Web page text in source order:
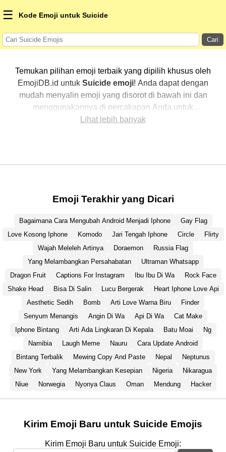
☰ Kode Emoji untuk Suicide
Cari
Temukan pilihan emoji terbaik yang dipilih khusus oleh
EmojiDB.id untuk Suicide emoji! Anda dapat dengan
mudah menyalin emoji yang disorot di bawah ini dan
menggunakannya di percakapan Anda untuk
menambahkan sentuhan pribadi. Kami telah
baru dalam mengekspresikanSuicide dengan emoji.
Lihat lebih banyak
Emoji Terakhir yang Dicari
Bagaimana Cara Mengubah Android Menjadi Iphone
Gay Flag
Love Kosong Iphone
Komodo Jari Tengah Iphone Circle
Flirty
Wajah Meleleh Artinya
Doraemon
Russia Flag
Yang Melambangkan Persahabatan
Ultraman Whatsapp
Dragon Fruit
Captions For Instagram Ibu Ibu Di Wa
Rock Face
Shake Head
Bisa Di Salin Lucu Bergerak
Heart Iphone Love Api
Aesthetic Sedih
Bomb Arti Love Warna Biru
Finder
Senyum Menangis
Angin Di Wa Api Di Wa
Cat Make
Iphone Bintang
Arti Ada Lingkaran Di Kepala Batu Moai
Ng
Namibia
Laugh Meme Nauru
Cara Update Android
Bintang Terbalik
Mewing Copy And Paste Nepal
Neptunus
New York
Yang Melambangkan Kesepian Nigeria
Nikaragua
Niue
Norwegia Nyonya Claus Oman Mendung Hacker
Kirim Emoji Baru untuk Suicide Emojis
Kirim Emoji Baru untuk Suicide Emoji: